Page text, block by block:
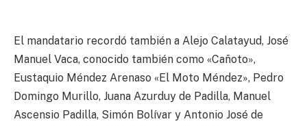
El mandatario recordó también a Alejo Calatayud, José
Manuel Vaca, conocido también como «Cañoto»,
Eustaquio Méndez Arenaso «El Moto Méndez», Pedro
Domingo Murillo, Juana Azurduy de Padilla, Manuel
Ascensio Padilla, Simón Bolívar y Antonio José de